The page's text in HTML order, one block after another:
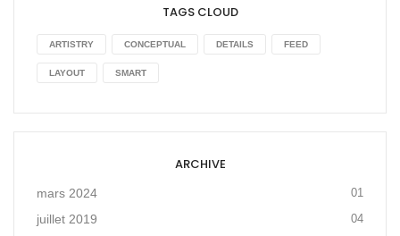
TAGS CLOUD
ARTISTRY CONCEPTUAL DETAILS FEED
LAYOUT SMART
ARCHIVE
mars 2024 01
juillet 2019 04